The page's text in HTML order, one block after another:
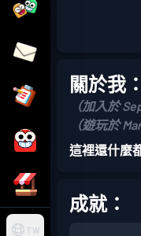
TW
關於我：
（加入於
（遊玩於
這裡還什麼
成就：